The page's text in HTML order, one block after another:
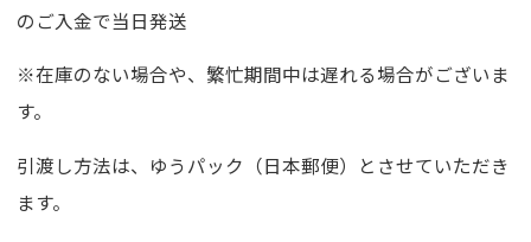
のご入金で当日発送
※在庫のない場合や、繁忙期間中は遅れる場合がございま
す。
引渡し方法は、ゆうパック（日本郵便）とさせていただき
ます。